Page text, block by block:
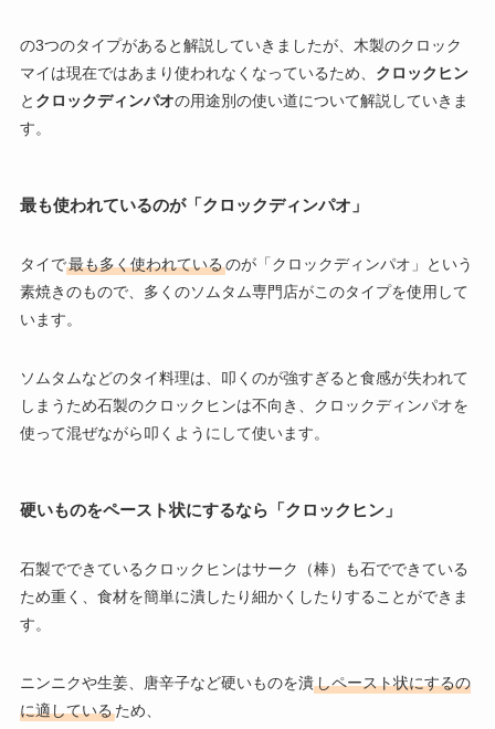
の3つのタイプがあると解説していきましたが、木製のクロック
マイは現在ではあまり使われなくなっているため、 クロックヒン
と クロックディンパオの用途別の使い道について解説していきま
す。
最も使われているのが「クロックディンパオ」
タイで最も多く使われているのが「クロックディンパオ」という
素焼きのもので、多くのソムタム専門店がこのタイプを使用して
います。
ソムタムなどのタイ料理は、叩くのが強すぎると食感が失われて
しまうため石製のクロックヒンは不向き、クロックディンパオを
使って混ぜながら叩くようにして使います。
硬いものをペースト状にするなら「クロックヒン」
石製でできているクロックヒンはサーク（棒）も石でできている
ため重く、食材を簡単に潰したり細かくしたりすることができま
す。
ニンニクや生姜、唐辛子など硬いものを潰しペースト状にするの
に適しているため、